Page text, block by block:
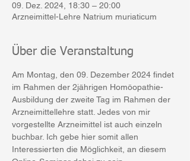
09. Dez. 2024, 18:30 – 20:00
Arzneimittel-Lehre Natrium muriaticum
Über die Veranstaltung
Am Montag, den 09. Dezember 2024 findet
im Rahmen der 2jährigen Homöopathie-
Ausbildung der zweite Tag im Rahmen der
Arzneimittellehre statt. Jedes von mir
vorgestellte Arzneimittel ist auch einzeln
buchbar. Ich gebe hier somit allen
Interessierten die Möglichkeit, an diesem